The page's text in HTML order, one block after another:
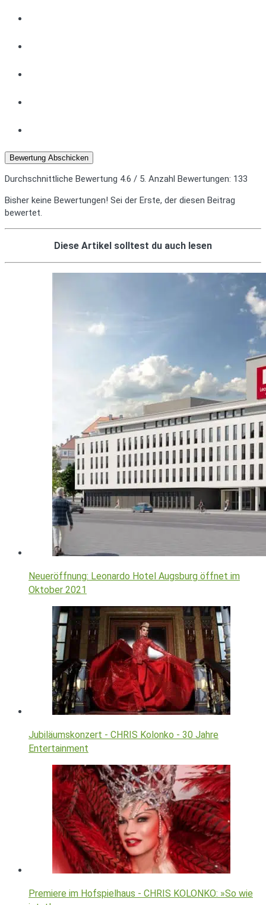
Bewertung Abschicken
Durchschnittliche Bewertung 4.6 / 5. Anzahl Bewertungen: 133
Bisher keine Bewertungen! Sei der Erste, der diesen Beitrag
bewertet.
Diese Artikel solltest du auch lesen
Neueröffnung: Leonardo Hotel Augsburg öffnet im
Oktober 2021
Jubiläumskonzert - CHRIS Kolonko - 30 Jahre
Entertainment
Premiere im Hofspielhaus - CHRIS KOLONKO: »So wie